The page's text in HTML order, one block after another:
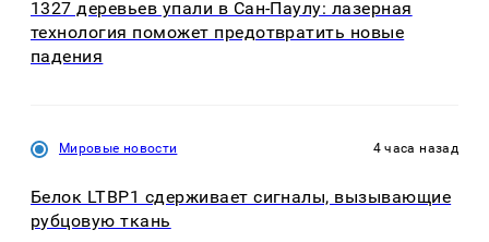
1327 деревьев упали в Сан-Паулу: лазерная
технология поможет предотвратить новые
падения
Мировые новости 4 часа назад
Белок LTBP1 сдерживает сигналы, вызывающие
рубцовую ткань